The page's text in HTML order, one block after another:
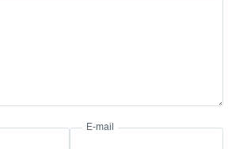
E-mail